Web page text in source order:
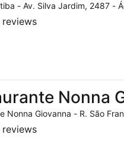
- Av. Silva Jardim, 2487 -
Nonna
Nonna Giovanna - R. São